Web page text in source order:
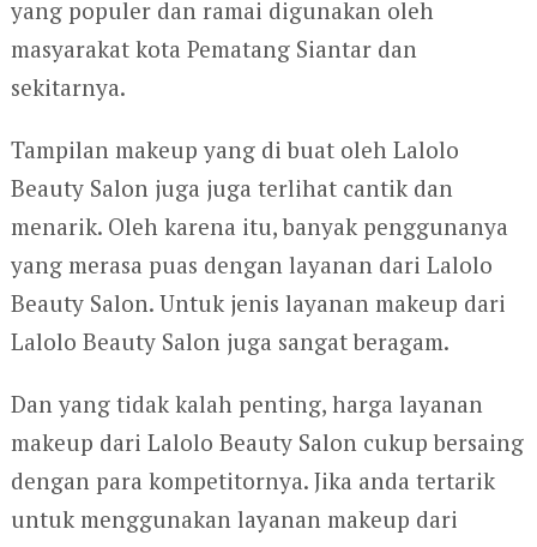
yang populer dan ramai digunakan oleh
masyarakat kota Pematang Siantar dan
sekitarnya.
Tampilan makeup yang di buat oleh Lalolo
Beauty Salon juga juga terlihat cantik dan
menarik. Oleh karena itu, banyak penggunanya
yang merasa puas dengan layanan dari Lalolo
Beauty Salon. Untuk jenis layanan makeup dari
Lalolo Beauty Salon juga sangat beragam.
Dan yang tidak kalah penting, harga layanan
makeup dari Lalolo Beauty Salon cukup bersaing
dengan para kompetitornya. Jika anda tertarik
untuk menggunakan layanan makeup dari